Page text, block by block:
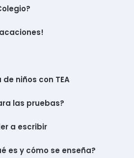
niños con TEA
las pruebas?
a escribir
es y cómo se enseña?